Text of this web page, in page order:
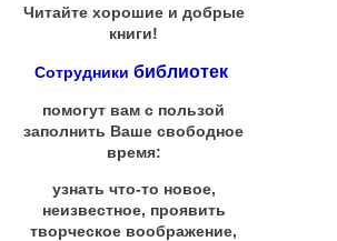
Читайте хорошие и добрые
книги!
Сотрудники библиотек
помогут вам с пользой
заполнить Ваше свободное
время:
узнать что-то новое,
неизвестное, проявить
творческое воображение,